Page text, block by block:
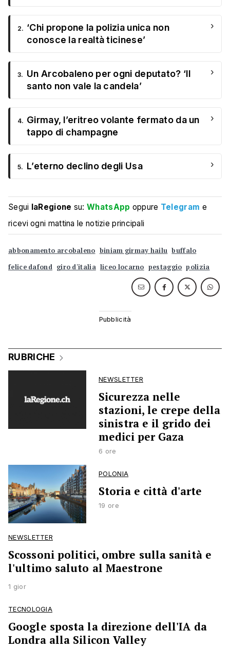
2. ‘Chi propone la polizia unica non
conosce la realtà ticinese’
›
3. Un Arcobaleno per ogni deputato? ‘Il
santo non vale la candela’
›
4. Girmay, l’eritreo volante fermato da un
tappo di champagne
›
5. L’eterno declino degli Usa ›
Segui laRegione su:WhatsApp oppure Telegram e
ricevi ogni mattina le notizie principali
abbonamento arcobaleno biniam girmay hailu buffalo
felice dafond giro d'italia liceo locarno pestaggio polizia
RUBRICHE
NEWSLETTER
Sicurezza nelle
stazioni, le crepe della
sinistra e il grido dei
medici per Gaza
6 ore
POLONIA
Storia e città d'arte
19 ore
NEWSLETTER
Scossoni politici, ombre sulla sanità e
l'ultimo saluto al Maestrone
1 gior
TECNOLOGIA
Google sposta la direzione dell'IA da
Londra alla Silicon Valley